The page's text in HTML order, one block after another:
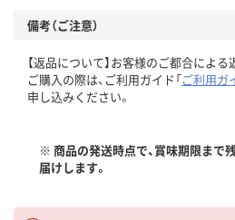
備考（ご注意）
【返品について】お客様のご都合によ
ご購入の際は、ご利用ガイド「ご利用ガ
申し込みください。
※ 商品の発送時点で、賞味期限まで
届けします。